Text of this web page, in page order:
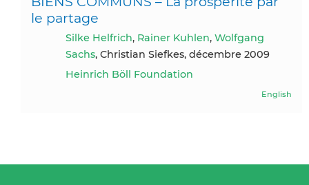
le partage
Silke Helfrich, Rainer Kuhlen, Wolfgang
Sachs, Christian Siefkes, décembre 2009
Heinrich Böll Foundation
English